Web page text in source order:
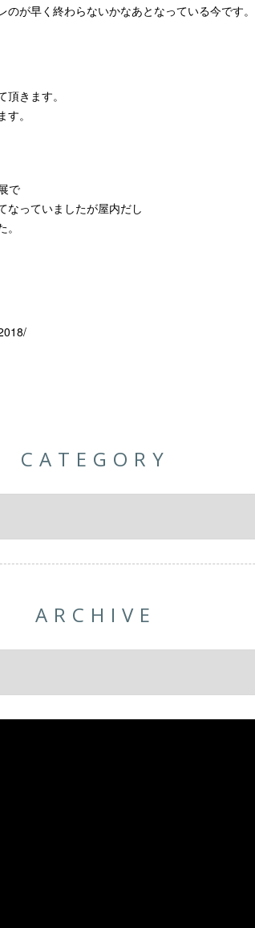
が早く終わらないかなあとなっている今です。
きます。
。
で
なっていましたが屋内だし
CATEGORY
ARCHIVE